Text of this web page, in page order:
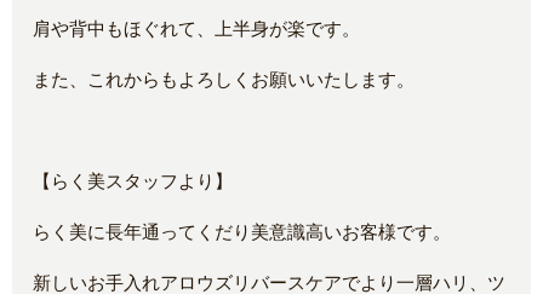
肩や背中もほぐれて、上半身が楽です。
また、これからもよろしくお願いいたします。
【らく美スタッフより】
らく美に長年通ってくだり美意識高いお客様です。
新しいお手入れアロウズリバースケアでより一層ハリ、ツ